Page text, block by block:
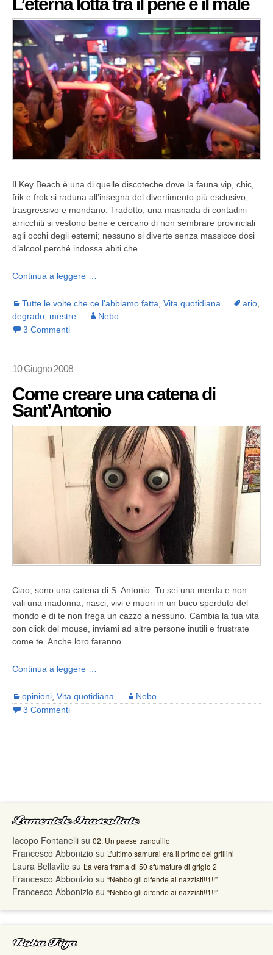
L’eterna lotta tra il pene e il male
Il Key Beach è una di quelle discoteche dove la fauna vip, chic,
frik e frok si raduna all’insegna del divertimento più esclusivo,
trasgressivo e mondano. Tradotto, una masnada di contadini
arricchiti si vestono bene e cercano di non sembrare provinciali
agli occhi degli esterni; nessuno si diverte senza massicce dosi
d’alcool perché indossa abiti che
Continua a leggere …
Tutte le volte che ce l'abbiamo fatta Vita quotidiana ario
degrado mestre
Nebo
3 Commenti
10 Giugno 2008
Come creare una catena di
Sant’Antonio
Ciao, sono una catena di S. Antonio. Tu sei una merda e non
vali una madonna, nasci, vivi e muori in un buco sperduto del
mondo e di te non frega un cazzo a nessuno. Cambia la tua vita
con click del mouse, inviami ad altre persone inutili e frustrate
come te. Anche loro faranno
Continua a leggere …
opinioni Vita quotidiana
Nebo
3 Commenti
Lamentele Inascoltate
Iacopo Fontanelli su 02. Un paese tranquillo
Francesco Abbonizio su L’ultimo samurai era il primo dei grillini
Laura Bellavite su La vera trama di 50 sfumature di grigio 2
Francesco Abbonizio su “Nebbo gli difende ai nazzisti!!1!!”
Francesco Abbonizio su “Nebbo gli difende ai nazzisti!!1!!”
Roba Figa